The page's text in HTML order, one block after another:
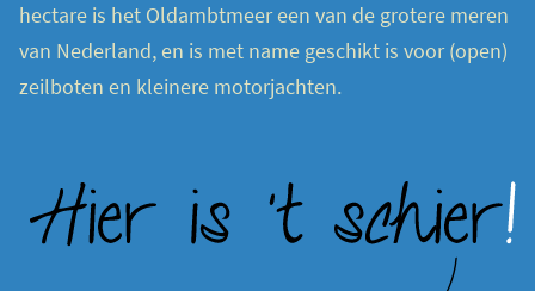
hectare is het Oldambtmeer een van de grotere meren
van Nederland, en is met name geschikt is voor (open)
zeilboten en kleinere motorjachten.